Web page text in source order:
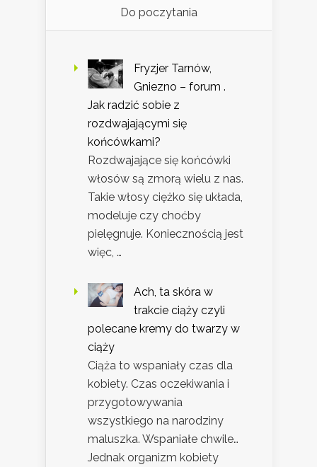
Do poczytania
Fryzjer Tarnów,
Gniezno – forum .
Jak radzić sobie z
rozdwajającymi się
końcówkami?
Rozdwajające się końcówki
włosów są zmorą wielu z nas.
Takie włosy ciężko się układa,
modeluje czy choćby
pielęgnuje. Koniecznością jest
więc, …
Ach, ta skóra w
trakcie ciąży czyli
polecane kremy do twarzy w
ciąży
Ciąża to wspaniały czas dla
kobiety. Czas oczekiwania i
przygotowywania
wszystkiego na narodziny
maluszka. Wspaniałe chwile…
Jednak organizm kobiety